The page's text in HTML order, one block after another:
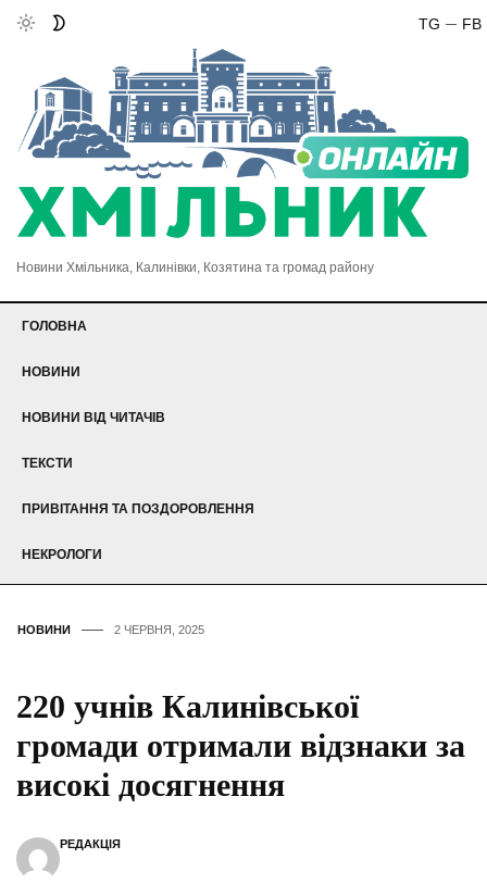
FB
TG
Новини Хмільника, Калинівки, Козятина та громад району
ГОЛОВНА
НОВИНИ
НОВИНИ ВІД ЧИТАЧІВ
ТЕКСТИ
ПРИВІТАННЯ ТА ПОЗДОРОВЛЕННЯ
НЕКРОЛОГИ
НОВИНИ 2 ЧЕРВНЯ, 2025
220 учнів Калинівської
громади отримали відзнаки за
високі досягнення
РЕДАКЦІЯ